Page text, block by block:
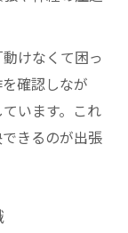
けなくて困っ
確認しなが
います。これ
きるのが出張